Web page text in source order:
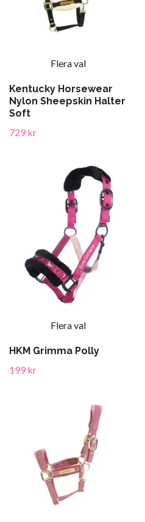
Flera val
Kentucky Horsewear
Nylon Sheepskin Halter
Soft
729 kr
Flera val
HKM Grimma Polly
199 kr